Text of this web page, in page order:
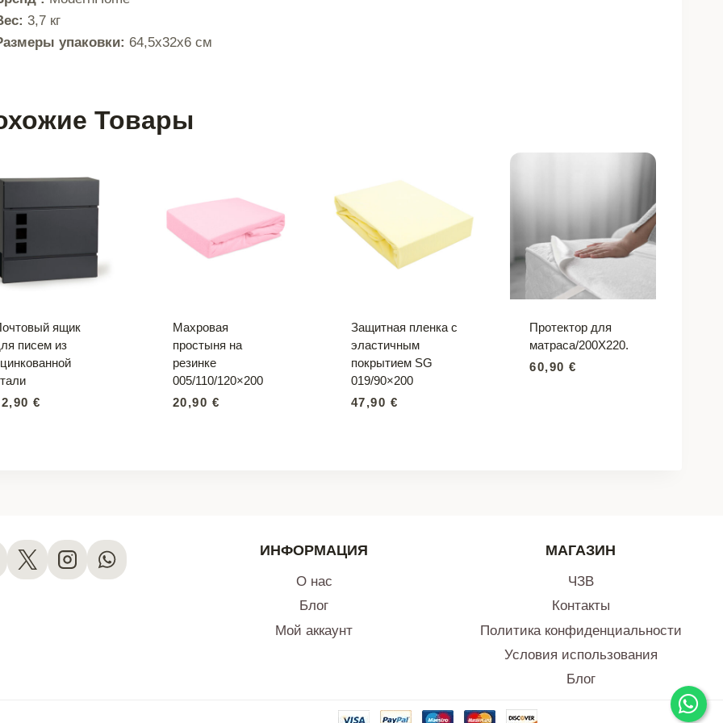
3,7 кг
упаковки: 64,5x32x6 см
Товары
ящик
писем из
€
Махровая
простыня на
резинке
005/110/120×200
20,90 €
Защитная пленка с
эластичным
покрытием SG
019/90×200
47,90 €
Протектор для
матраса/200X220.
60,90€
ИНФОРМАЦИЯ
О нас
Блог
Мой аккаунт
МАГАЗИН
ЧЗВ
Контакты
Политика конфиденциальности
Условия использования
Блог